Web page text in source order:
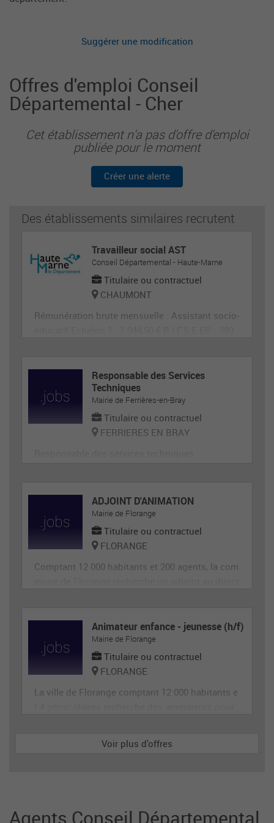
Suggérer une modification
Offres d'emploi Conseil
Départemental - Cher
Cet établissement n'a pas d'offre d'emploi
publiée pour le moment
Créer une alerte
Des établissements similaires recrutent
Travailleur social AST
Conseil Départemental - Haute-Marne
Titulaire ou contractuel
CHAUMONT
Rémunération brute mensuelle : Assistant socio-
Responsable des Services
Techniques
Mairie de Ferrières-en-Bray
Titulaire ou contractuel
FERRIERES EN BRAY
ADJOINT D'ANIMATION
Mairie de Florange
Titulaire ou contractuel
FLORANGE
Comptant 12 000 habitants et 200 agents, la com
en animation et de compétences administrative
s, ainsi qu'en gestion d’équipe et en communica
tion (poste de 28h
Animateur enfance - jeunesse (h/f)
Mairie de Florange
Titulaire ou contractuel
FLORANGE
La ville de Florange comptant 12 000 habitants e
t de la sécurité morale, physique et affective des
Voir plus d'offres
Agents Conseil Départemental